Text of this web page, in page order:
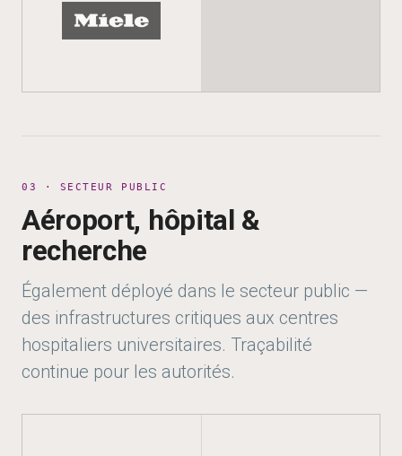
03 · SECTEUR PUBLIC
Aéroport, hôpital &
recherche
Également déployé dans le secteur public —
des infrastructures critiques aux centres
hospitaliers universitaires. Traçabilité
continue pour les autorités.